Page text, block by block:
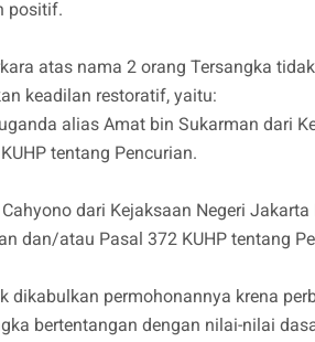
positif.
atas nama 2 orang Tersangka
keadilan restoratif, yaitu:
alias Amat bin Sukarman dari
tentang Pencurian.
dari Kejaksaan Negeri
dan/atau Pasal 372 KUHP tentang
dikabulkan permohonannya krena
bertentangan dengan nilai-nilai